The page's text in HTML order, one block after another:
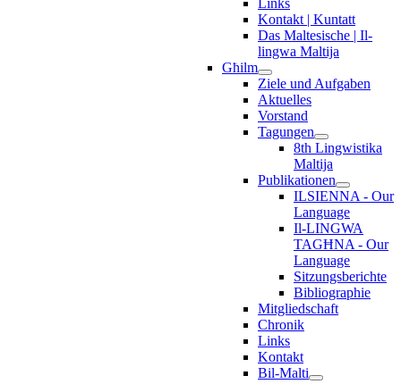
Kontakt | Kuntatt
Das Maltesische | Il-
lingwa Maltija
Għilm
Ziele und Aufgaben
Aktuelles
Vorstand
Tagungen
8th Lingwistika
Maltija
Publikationen
ILSIENNA - Our
Language
Il-LINGWA
TAGĦNA - Our
Language
Sitzungsberichte
Bibliographie
Mitgliedschaft
Chronik
Links
Kontakt
Bil-Malti